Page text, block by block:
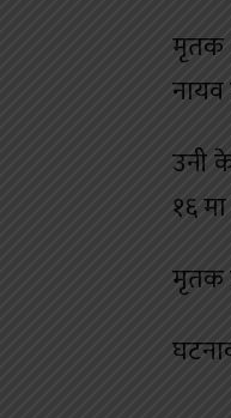
मृतक
नायव
उनी
१६
मृतक